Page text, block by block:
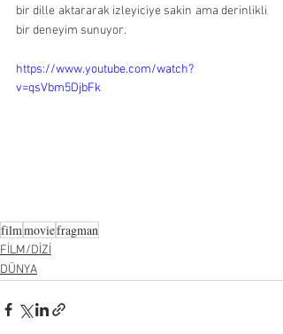
bir dille aktararak izleyiciye sakin ama derinlikli
bir deneyim sunuyor.
https://www.youtube.com/watch?
v=qsVbm5DjbFk
filmmoviefragman
FİLM/DİZİ
DÜNYA